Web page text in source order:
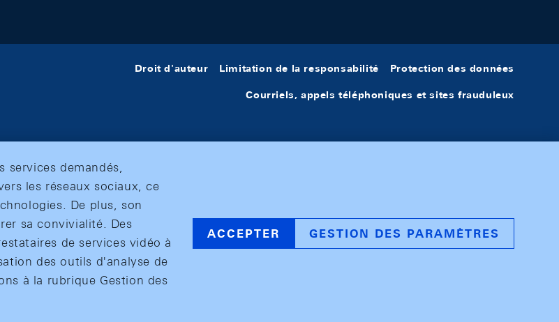
Droit d'auteur Limitation de la responsabilité Protection des données
Courriels, appels téléphoniques et sites frauduleux
services demandés,
les réseaux sociaux, ce
De plus, son
sa convivialité. Des
de services vidéo à
des outils d'analyse de
à la rubrique Gestion des
ACCEPTER GESTION DES PARAMÈTRES